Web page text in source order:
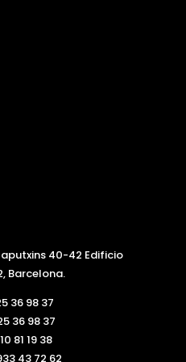
40-42 Edificio
Barcelona.
36 98 37
36 98 37
81 19 38
43 72 62